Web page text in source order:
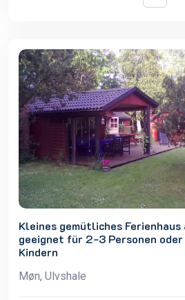
Kleines gemütliches Ferienhaus
geeignet für 2-3 Personen oder
Kindern
Møn, Ulvshale